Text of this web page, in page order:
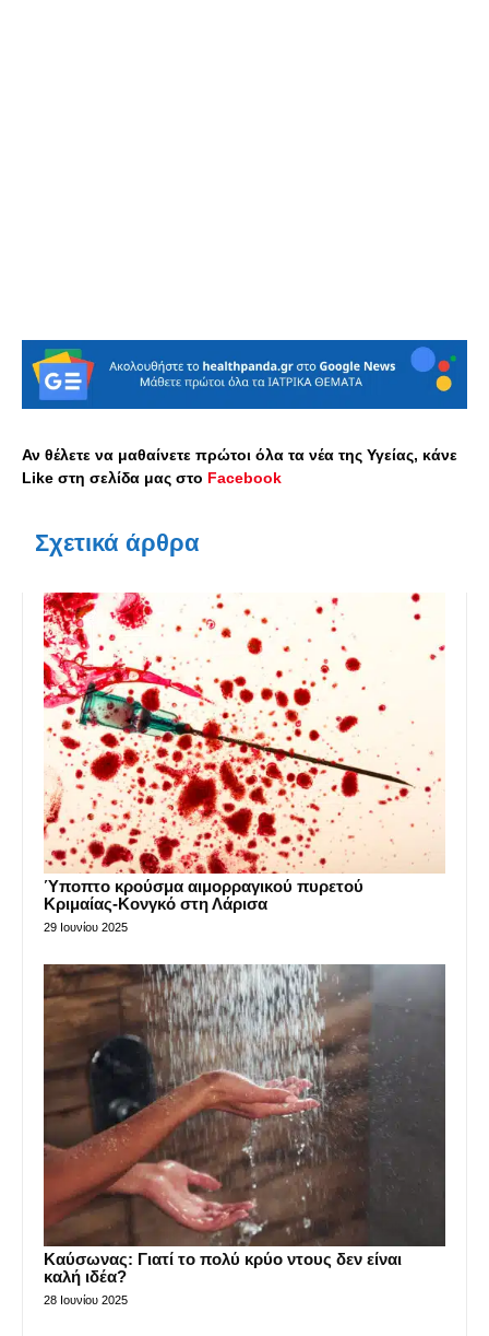
Αν θέλετε να μαθαίνετε πρώτοι όλα τα νέα της Υγείας, κάνε
Like στη σελίδα μας στο Facebook
Σχετικά άρθρα
Ύποπτο κρούσμα αιμορραγικού πυρετού
Κριμαίας-Κονγκό στη Λάρισα
29 Ιουνίου 2025
Καύσωνας: Γιατί το πολύ κρύο ντους δεν είναι
καλή ιδέα?
28 Ιουνίου 2025